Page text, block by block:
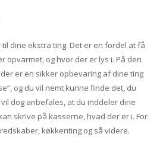
til dine ekstra ting. Det er en fordel at få
opvarmet, og hvor der er lys i. På den
er en sikker opbevaring af dine ting
og du vil nemt kunne finde det, du
dog anbefales, at du inddeler dine
skrive på kasserne, hvad der er i. For
køkkenting og så videre.